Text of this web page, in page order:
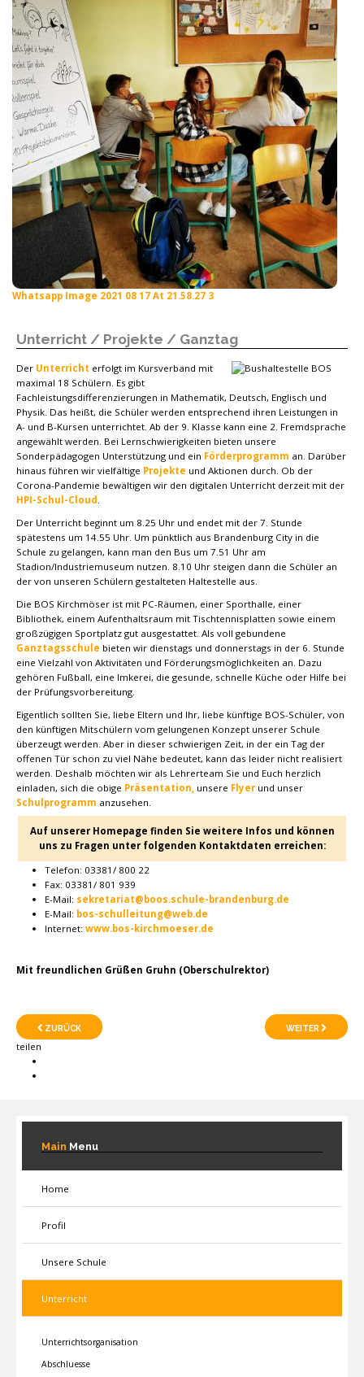
Whatsapp Image 2021 08 17 At 21.58.27 3
Unterricht / Projekte / Ganztag
Der Unterricht erfolgt im Kursverband mit
maximal 18 Schülern. Es gibt
Fachleistungsdifferenzierungen in Mathematik, Deutsch, Englisch und
Physik. Das heißt, die Schüler werden entsprechend ihren Leistungen in
A- und B-Kursen unterrichtet. Ab der 9. Klasse kann eine 2. Fremdsprache
angewählt werden. Bei Lernschwierigkeiten bieten unsere
Sonderpädagogen Unterstützung und ein Förderprogramm an. Darüber
hinaus führen wir vielfältige Projekte und Aktionen durch. Ob der
Corona-Pandemie bewältigen wir den digitalen Unterricht derzeit mit der
HPI-Schul-Cloud .
Der Unterricht beginnt um 8.25 Uhr und endet mit der 7. Stunde
spätestens um 14.55 Uhr. Um pünktlich aus Brandenburg City in die
Schule zu gelangen, kann man den Bus um 7.51 Uhr am
Stadion/Industriemuseum nutzen. 8.10 Uhr steigen dann die Schüler an
der von unseren Schülern gestalteten Haltestelle aus.
Die BOS Kirchmöser ist mit PC-Räumen, einer Sporthalle, einer
Bibliothek, einem Aufenthaltsraum mit Tischtennisplatten sowie einem
großzügigen Sportplatz gut ausgestattet. Als voll gebundene
Ganztagsschule bieten wir dienstags und donnerstags in der 6. Stunde
eine Vielzahl von Aktivitäten und Förderungsmöglichkeiten an. Dazu
gehören Fußball, eine Imkerei, die gesunde, schnelle Küche oder Hilfe bei
der Prüfungsvorbereitung.
Eigentlich sollten Sie, liebe Eltern und Ihr, liebe künftige BOS-Schüler, von
den künftigen Mitschülern vom gelungenen Konzept unserer Schule
überzeugt werden. Aber in dieser schwierigen Zeit, in der ein Tag der
offenen Tür schon zu viel Nähe bedeutet, kann das leider nicht realisiert
werden. Deshalb möchten wir als Lehrerteam Sie und Euch herzlich
einladen, sich die obige Präsentation, unsere Flyer und unser
Schulprogramm anzusehen.
Auf unserer Homepage finden Sie weitere Infos und können
uns zu Fragen unter folgenden Kontaktdaten erreichen:
Telefon: 03381/ 800 22
Fax: 03381/ 801 939
E-Mail: sekretariat@boos.schule-brandenburg.de
E-Mail: bos-schulleitung@web.de
Internet: www.bos-kirchmoeser.de
Mit freundlichen Grüßen Gruhn (Oberschulrektor)
ZURÜCK WEITER
teilen
Main Menu
Home
Profil
Unsere Schule
Unterricht
Unterrichtsorganisation
Abschluesse